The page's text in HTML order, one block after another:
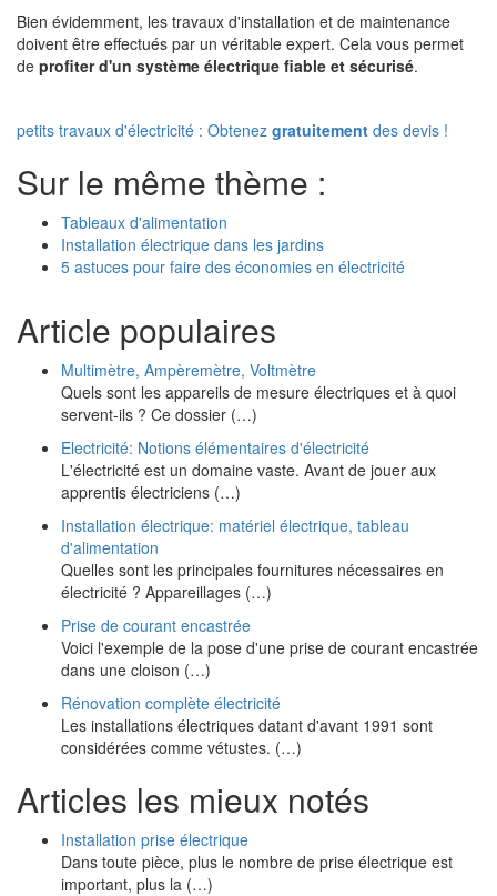
Bien évidemment, les travaux d'installation et de maintenance
doivent être effectués par un véritable expert. Cela vous permet
de profiter d'un système électrique fiable et sécurisé.
petits travaux d'électricité : Obtenez gratuitement des devis !
Sur le même thème :
Tableaux d'alimentation
Installation électrique dans les jardins
5 astuces pour faire des économies en électricité
Article populaires
Multimètre, Ampèremètre, Voltmètre
Quels sont les appareils de mesure électriques et à quoi
servent-ils ? Ce dossier (…)
Electricité: Notions élémentaires d'électricité
L'électricité est un domaine vaste. Avant de jouer aux
apprentis électriciens (…)
Installation électrique: matériel électrique, tableau
d'alimentation
Quelles sont les principales fournitures nécessaires en
électricité ? Appareillages (…)
Prise de courant encastrée
Voici l'exemple de la pose d'une prise de courant encastrée
dans une cloison (…)
Rénovation complète électricité
Les installations électriques datant d'avant 1991 sont
considérées comme vétustes. (…)
Articles les mieux notés
Installation prise électrique
Dans toute pièce, plus le nombre de prise électrique est
important, plus la (…)